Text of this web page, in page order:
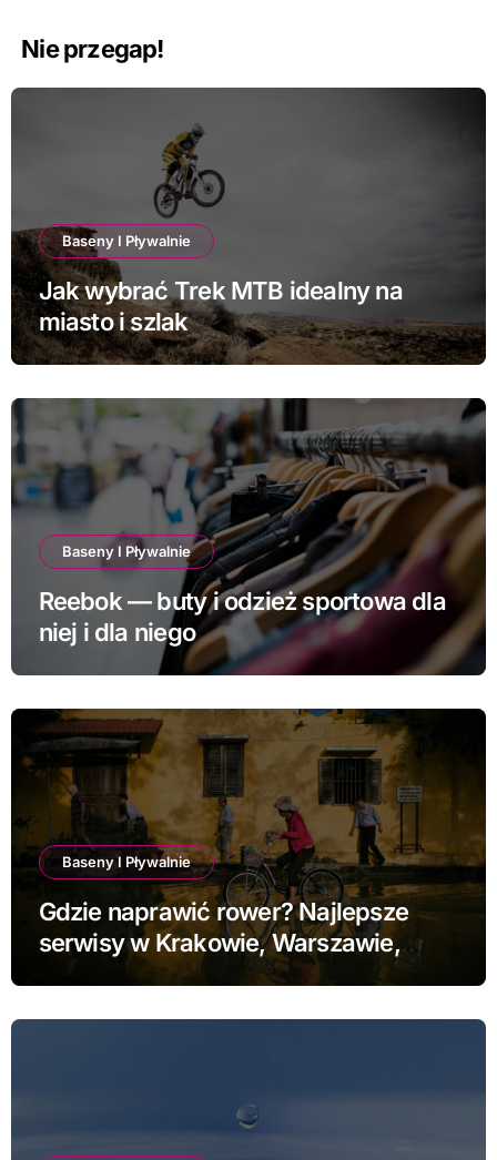
Nie przegap!
Baseny I Pływalnie
Jak wybrać Trek MTB idealny na
miasto i szlak
Baseny I Pływalnie
Reebok — buty i odzież sportowa dla
niej i dla niego
Baseny I Pływalnie
Gdzie naprawić rower? Najlepsze
serwisy w Krakowie, Warszawie,
Poznaniu i Łodzi